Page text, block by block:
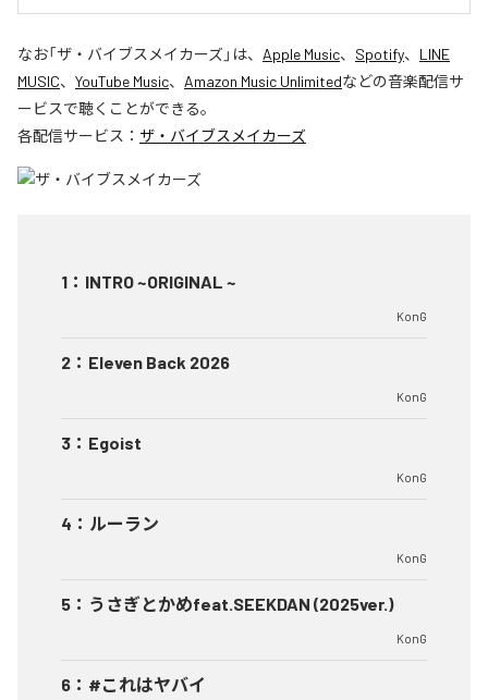
なお「ザ・バイブスメイカーズ」は、 Apple Music、 Spotify、 LINE
MUSIC、 YouTube Music、 Amazon Music Unlimitedなどの音楽配信サ
ービスで聴くことができる。
各配信サービス： ザ・バイブスメイカーズ
1 ： INTRO ~ORIGINAL ~
KonG
2 ： Eleven Back 2026
KonG
3 ： Egoist
KonG
4 ： ルーラン
KonG
5 ： うさぎとかめfeat.SEEKDAN (2025ver.)
KonG
6 ： #これはヤバイ